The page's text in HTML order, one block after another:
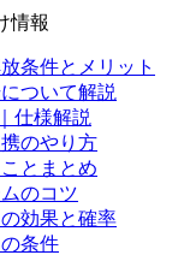
情報
条件とメリット
ついて解説
仕様解説
のやり方
とまとめ
のコツ
効果と確率
条件